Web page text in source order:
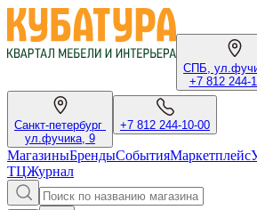
СПБ,
+7 812 244-
Санкт-петербург
ул.фучика, 9
+7 812 244-10-00
МагазиныБрендыСобытияМаркетплейс
ТЦЖурнал